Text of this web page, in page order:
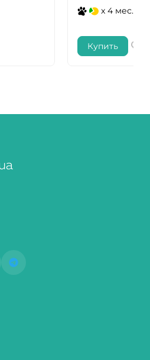
x 4 мес.
Купить